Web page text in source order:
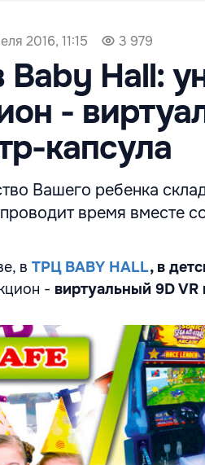
2016, 11:15 3 979
Baby Hall:
-
капсула
Вашего ребенка
время вместе
в ТРЦ BABY HALL, в
- виртуальный 9D VR